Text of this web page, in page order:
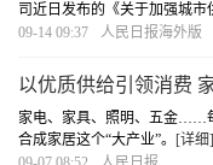
司近日发布的《关于加强城
知》）提出，自2023年4月1
09-14 09:37 人民日报海外版
以优质供给引领消费
家电、家具、照明、五金……
合成家居这个“大产业”。 [详细]